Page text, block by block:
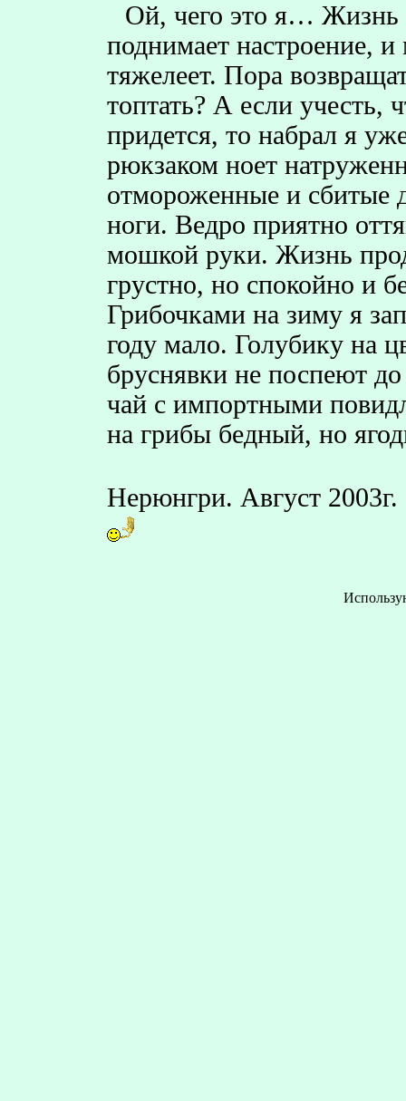
Ой, чего это я… Жизнь
поднимает настроение,
тяжелеет. Пора
топтать? А если учесть,
придется, то набрал я
рюкзаком ноет
отмороженные и сбитые
ноги. Ведро приятно
мошкой руки. Жизнь
грустно, но спокойно и
Грибочками на зиму я
году мало. Голубику на
бруснявки не поспеют
чай с импортными
на грибы бедный, но
Нерюнгри. Август 2003г.